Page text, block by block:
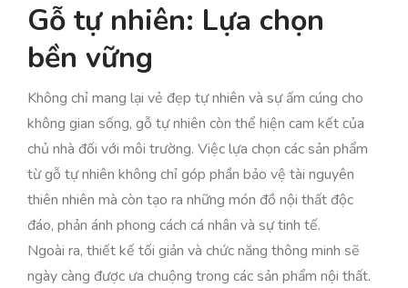
Gỗ tự nhiên: Lựa chọn
bền vững
Không chỉ mang lại vẻ đẹp tự nhiên và sự ấm cúng cho
không gian sống, gỗ tự nhiên còn thể hiện cam kết của
chủ nhà đối với môi trường. Việc lựa chọn các sản phẩm
từ gỗ tự nhiên không chỉ góp phần bảo vệ tài nguyên
thiên nhiên mà còn tạo ra những món đồ nội thất độc
đáo, phản ánh phong cách cá nhân và sự tinh tế.
Ngoài ra, thiết kế tối giản và chức năng thông minh sẽ
ngày càng được ưa chuộng trong các sản phẩm nội thất.